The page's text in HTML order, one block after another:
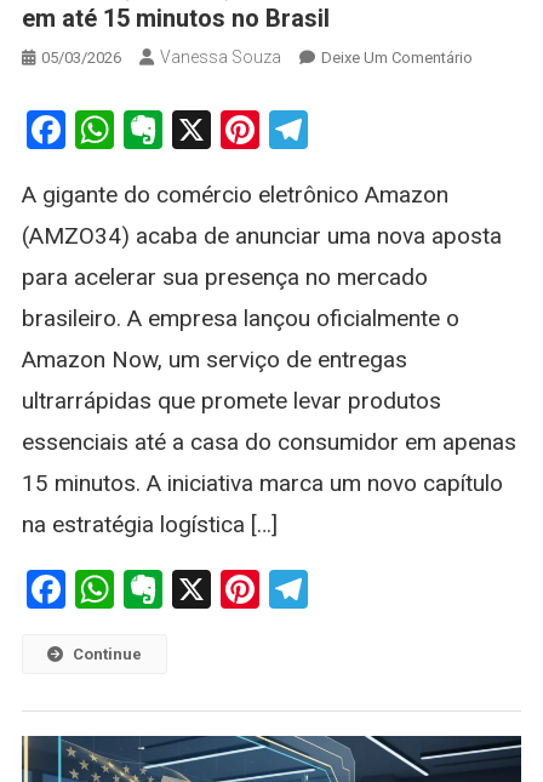
em até 15 minutos no Brasil
05/03/2026 Vanessa Souza Deixe Um ComentárioOn
Facebook
WhatsApp
Evernote
X Pinterest
Telegram
A gigante do comércio eletrônico Amazon
(AMZO34) acaba de anunciar uma nova aposta
para acelerar sua presença no mercado
brasileiro. A empresa lançou oficialmente o
Amazon Now, um serviço de entregas
ultrarrápidas que promete levar produtos
essenciais até a casa do consumidor em apenas
15 minutos. A iniciativa marca um novo capítulo
na estratégia logística […]
Facebook
WhatsApp
Evernote
X Pinterest
Telegram
Continue